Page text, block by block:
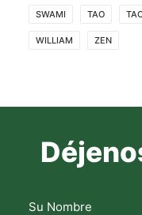
SWAMI TAO
WILLIAM ZEN
Su Nombre